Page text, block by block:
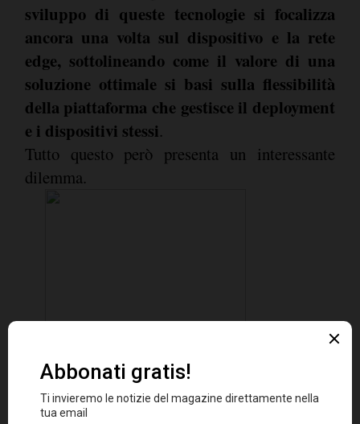
sviluppo di queste tecnologie si focalizza
ancora una volta sul dispositivo e la rete
edge, sottolineando come il valore di una
soluzione ottimale si basi sulla flessibilità
della piattaforma che gestisce il deployment
e i dispositivi stessi.
Tutto questo però presenta un interessante
dilemma.